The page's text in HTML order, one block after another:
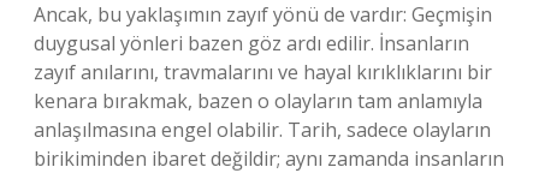
Ancak, bu yaklaşımın zayıf yönü de vardır: Geçmişin
duygusal yönleri bazen göz ardı edilir. İnsanların
zayıf anılarını, travmalarını ve hayal kırıklıklarını bir
kenara bırakmak, bazen o olayların tam anlamıyla
anlaşılmasına engel olabilir. Tarih, sadece olayların
birikiminden ibaret değildir; aynı zamanda insanların